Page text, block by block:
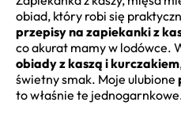
obiad, który robi się
przepisy na zapiekanki z
co akurat mamy w lodówce.
obiady z kaszą i kurczakiem
świetny smak. Moje ulubione
to właśnie te